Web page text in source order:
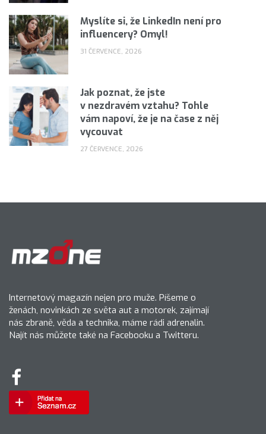
Myslíte si, že LinkedIn není pro
influencery? Omyl!
31 ČERVENCE, 2026
Jak poznat, že jste
v nezdravém vztahu? Tohle
vám napoví, že je na čase z něj
vycouvat
27 ČERVENCE, 2026
Internetový magazín nejen pro muže. Píšeme o
ženách, novinkách ze světa aut a motorek, zajímají
nás zbraně, věda a technika, máme rádi adrenalin.
Najít nás můžete také na Facebooku a Twitteru.